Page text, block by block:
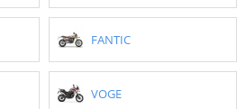
FANTIC
VOGE